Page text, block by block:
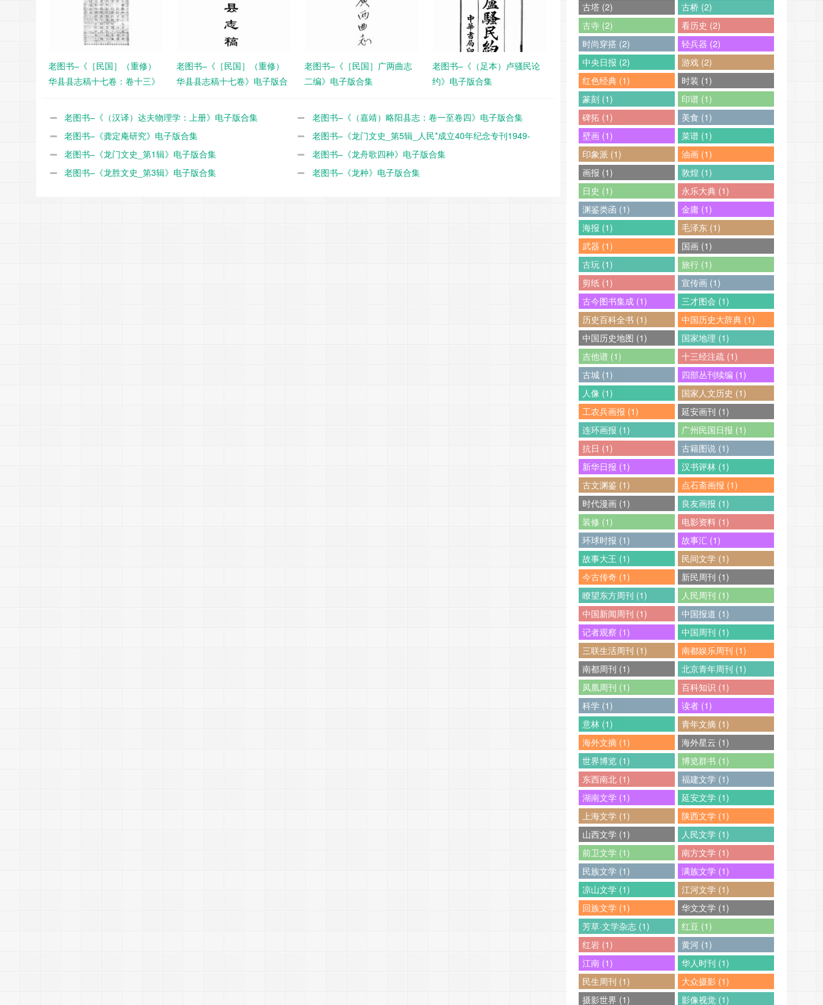
老图书–《［民国］（重修）
华县县志稿十七卷：卷十三》
老图书–《［民国］（重修）
华县县志稿十七卷》电子版合
老图书–《［民国］广两曲志
二编》电子版合集
老图书–《（足本）卢骚民论
约》电子版合集
老图书–《（汉译）达夫物理学：上册》电子版合集
老图书–《（嘉靖）略阳县志：卷一至卷四》电子版合集
老图书–《龚定庵研究》电子版合集
老图书–《龙门文史_第5辑_人民*成立40年纪念专刊1949-
1989》电子版合集
老图书–《龙门文史_第1辑》电子版合集
老图书–《龙舟歌四种》电子版合集
老图书–《龙胜文史_第3辑》电子版合集
老图书–《龙种》电子版合集
古塔 (2)
古桥 (2)
古寺 (2)
看历史 (2)
时尚穿搭 (2)
轻兵器 (2)
中央日报 (2)
游戏 (2)
红色经典 (1)
时装 (1)
篆刻 (1)
印谱 (1)
碑拓 (1)
美食 (1)
壁画 (1)
菜谱 (1)
印象派 (1)
油画 (1)
画报 (1)
敦煌 (1)
日史 (1)
永乐大典 (1)
渊鉴类函 (1)
金庸 (1)
海报 (1)
毛泽东 (1)
武器 (1)
国画 (1)
古玩 (1)
旅行 (1)
剪纸 (1)
宣传画 (1)
古今图书集成 (1)
三才图会 (1)
历史百科全书 (1)
中国历史大辞典 (1)
中国历史地图 (1)
国家地理 (1)
吉他谱 (1)
十三经注疏 (1)
古城 (1)
四部丛刊续编 (1)
人像 (1)
国家人文历史 (1)
工农兵画报 (1)
延安画刊 (1)
连环画报 (1)
广州民国日报 (1)
抗日 (1)
古籍图说 (1)
新华日报 (1)
汉书评林 (1)
古文渊鉴 (1)
点石斋画报 (1)
时代漫画 (1)
良友画报 (1)
装修 (1)
电影资料 (1)
环球时报 (1)
故事汇 (1)
故事大王 (1)
民间文学 (1)
今古传奇 (1)
新民周刊 (1)
瞭望东方周刊 (1)
人民周刊 (1)
中国新闻周刊 (1)
中国报道 (1)
记者观察 (1)
中国周刊 (1)
三联生活周刊 (1)
南都娱乐周刊 (1)
南都周刊 (1)
北京青年周刊 (1)
凤凰周刊 (1)
百科知识 (1)
科学 (1)
读者 (1)
意林 (1)
青年文摘 (1)
海外文摘 (1)
海外星云 (1)
世界博览 (1)
博览群书 (1)
东西南北 (1)
福建文学 (1)
湖南文学 (1)
延安文学 (1)
上海文学 (1)
陕西文学 (1)
山西文学 (1)
人民文学 (1)
前卫文学 (1)
南方文学 (1)
民族文学 (1)
满族文学 (1)
凉山文学 (1)
江河文学 (1)
回族文学 (1)
华文文学 (1)
芳草·文学杂志 (1)
红豆 (1)
红岩 (1)
黄河 (1)
江南 (1)
华人时刊 (1)
民生周刊 (1)
大众摄影 (1)
摄影世界 (1)
影像视觉 (1)